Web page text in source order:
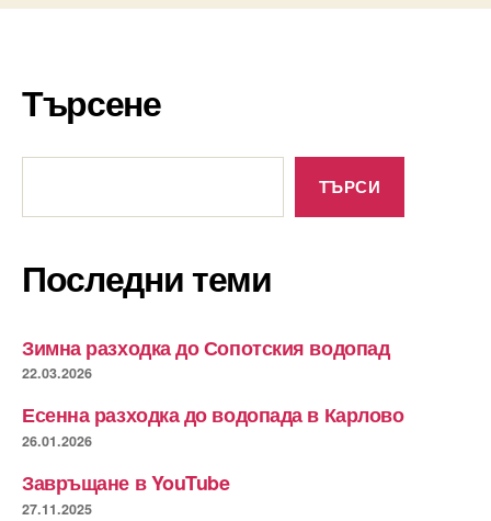
Търсене
ТЪРСИ
Последни теми
Зимна разходка до Сопотския водопад
22.03.2026
Есенна разходка до водопада в Карлово
26.01.2026
Завръщане в YouTube
27.11.2025